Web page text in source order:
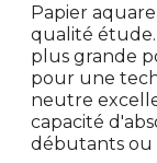
Papier
qualité
plus grande
pour une
neutre
capacité
débutants ou